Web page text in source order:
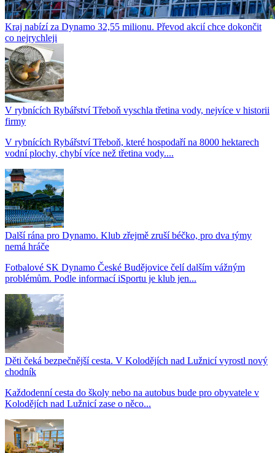
Kraj nabízí za Dynamo 32,55 milionu. Převod akcií chce dokončit
co nejrychleji
V rybnících Rybářství Třeboň vyschla třetina vody, nejvíce v historii
firmy
V rybnících Rybářství Třeboň, které hospodaří na 8000 hektarech
vodní plochy, chybí více než třetina vody....
Další rána pro Dynamo. Klub zřejmě zruší béčko, pro dva týmy
nemá hráče
Fotbalové SK Dynamo České Budějovice čelí dalším vážným
problémům. Podle informací iSportu je klub jen...
Děti čeká bezpečnější cesta. V Kolodějích nad Lužnicí vyrostl nový
chodník
Každodenní cesta do školy nebo na autobus bude pro obyvatele v
Kolodějích nad Lužnicí zase o něco...